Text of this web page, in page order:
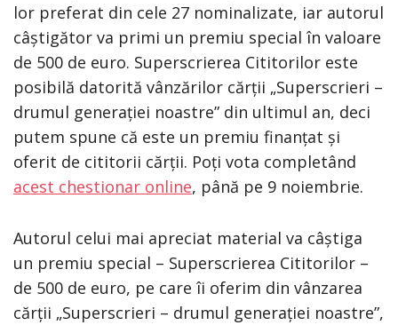
lor preferat din cele 27 nominalizate, iar autorul
câștigător va primi un premiu special în valoare
de 500 de euro. Superscrierea Cititorilor este
posibilă datorită vânzărilor cărții „Superscrieri –
drumul generației noastre” din ultimul an, deci
putem spune că este un premiu finanțat și
oferit de cititorii cărții. Poți vota completând
acest chestionar online, până pe 9 noiembrie.
Autorul celui mai apreciat material va câștiga
un premiu special – Superscrierea Cititorilor –
de 500 de euro, pe care îi oferim din vânzarea
cărții „Superscrieri – drumul generației noastre”,